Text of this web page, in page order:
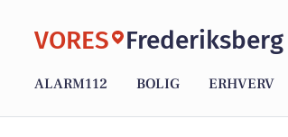
VORES Frederiksberg
ALARM112 BOLIG ERHVERV